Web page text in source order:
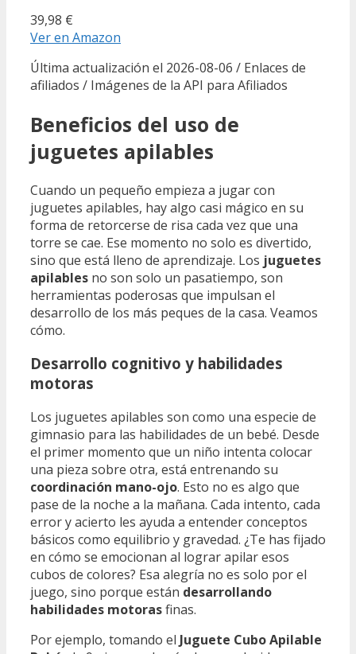
39,98 €
Ver en Amazon
Última actualización el 2026-08-06 / Enlaces de
afiliados / Imágenes de la API para Afiliados
Beneficios del uso de
juguetes apilables
Cuando un pequeño empieza a jugar con
juguetes apilables, hay algo casi mágico en su
forma de retorcerse de risa cada vez que una
torre se cae. Ese momento no solo es divertido,
sino que está lleno de aprendizaje. Los juguetes
apilables no son solo un pasatiempo, son
herramientas poderosas que impulsan el
desarrollo de los más peques de la casa. Veamos
cómo.
Desarrollo cognitivo y habilidades
motoras
Los juguetes apilables son como una especie de
gimnasio para las habilidades de un bebé. Desde
el primer momento que un niño intenta colocar
una pieza sobre otra, está entrenando su
coordinación mano-ojo. Esto no es algo que
pase de la noche a la mañana. Cada intento, cada
error y acierto les ayuda a entender conceptos
básicos como equilibrio y gravedad. ¿Te has fijado
en cómo se emocionan al lograr apilar esos
cubos de colores? Esa alegría no es solo por el
juego, sino porque están desarrollando
habilidades motorasfinas.
Por ejemplo, tomando el Juguete Cubo Apilable